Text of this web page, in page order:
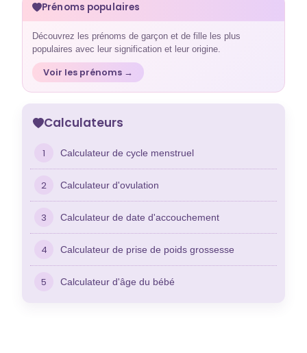
Prénoms populaires
Découvrez les prénoms de garçon et de fille les plus
populaires avec leur signification et leur origine.
Voir les prénoms →
Calculateurs
1 Calculateur de cycle menstruel
2 Calculateur d'ovulation
3 Calculateur de date d'accouchement
4 Calculateur de prise de poids grossesse
5 Calculateur d'âge du bébé